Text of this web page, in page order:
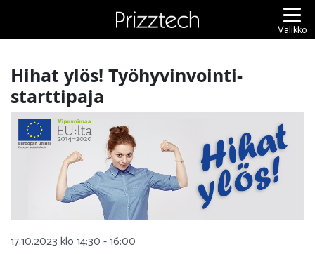
Valikko
Hihat ylös! Työhyvinvointi-
starttipaja
17.10.2023 klo 14:30 - 16:00